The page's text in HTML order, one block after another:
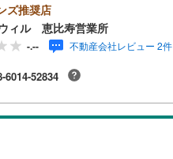
ズ推奨店
ィル 恵比寿営業所
-.-- 不動産会社レビュー 2件
6014-52834